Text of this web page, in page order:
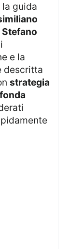
Stefano
e la
descritta
strategia